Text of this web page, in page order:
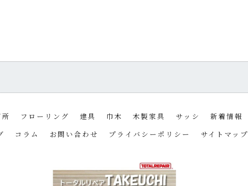
フローリング 建具 巾木 木製家具 サッシ 新着情報
コラム お問い合わせ プライバシーポリシー サイトマップ